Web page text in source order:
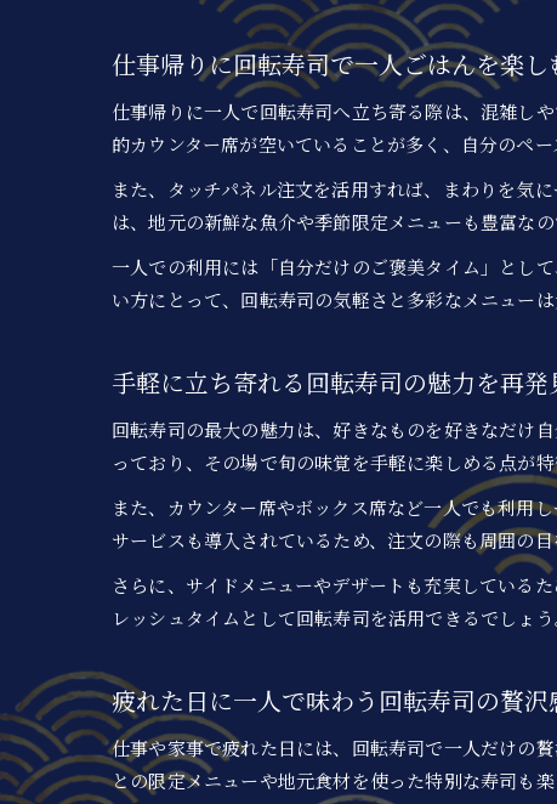
仕事帰りに回転寿司で一人ごはんを楽し
仕事帰りに一人で回転寿司へ立ち寄る際は、混雑し
的カウンター席が空いていることが多く、自分のペー
また、タッチパネル注文を活用すれば、まわりを気
は、地元の新鮮な魚介や季節限定メニューも豊富な
一人での利用には「自分だけのご褒美タイム」とし
い方にとって、回転寿司の気軽さと多彩なメニューは
手軽に立ち寄れる回転寿司の魅力を再発
回転寿司の最大の魅力は、好きなものを好きなだけ
っており、その場で旬の味覚を手軽に楽しめる点が
また、カウンター席やボックス席など一人でも利用
サービスも導入されているため、注文の際も周囲の
さらに、サイドメニューやデザートも充実している
レッシュタイムとして回転寿司を活用できるでしょう
疲れた日に一人で味わう回転寿司の贅沢
仕事や家事で疲れた日には、回転寿司で一人だけの
との限定メニューや地元食材を使った特別な寿司も楽